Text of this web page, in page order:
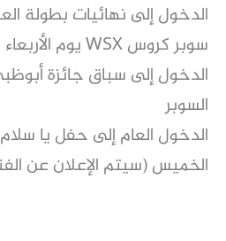
الدخول إلى نهائيات بطولة
سوبر كروس WSX يوم الأربعاء
الدخول إلى سباق جائزة
السوبر
الدخول العام إلى حفل يا
الخميس (سيتم الإعلان عن